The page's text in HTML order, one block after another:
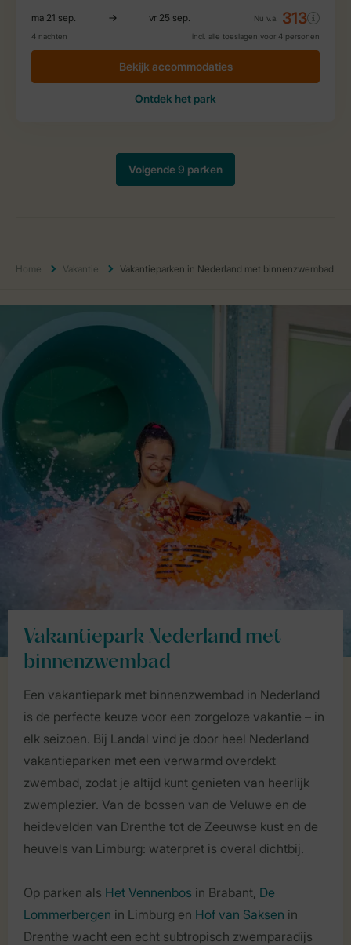
Home Vakantie Vakantieparken in Nederland met binnenzwembad
Vakantiepark Nederland met
binnenzwembad
Een vakantiepark met binnenzwembad in Nederland
is de perfecte keuze voor een zorgeloze vakantie – in
elk seizoen. Bij Landal vind je door heel Nederland
vakantieparken met een verwarmd overdekt
zwembad, zodat je altijd kunt genieten van heerlijk
zwemplezier. Van de bossen van de Veluwe en de
heidevelden van Drenthe tot de Zeeuwse kust en de
heuvels van Limburg: waterpret is overal dichtbij.
Op parken als Het Vennenbos in Brabant, De
Lommerbergen in Limburg en Hof van Saksen in
Drenthe wacht een echt subtropisch zwemparadijs